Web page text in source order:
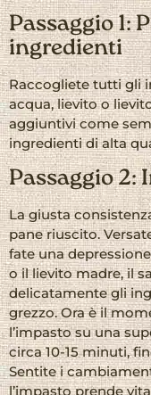
Passaggio 1:
ingredienti
Raccogliete tutti gli
acqua, lievito o
aggiuntivi come
ingredienti di alta
Passaggio 2:
La giusta
pane riuscito.
fate una
o il lievito madre, il
delicatamente gli
grezzo. Ora è il
l’impasto su una
circa 10-15 minuti,
Sentite i
l’impasto prende